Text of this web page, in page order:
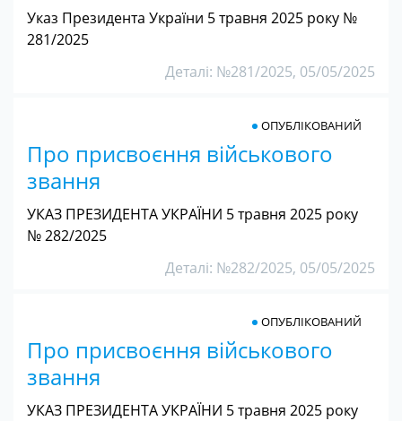
Указ Президента України 5 травня 2025 року №
281/2025
Деталі: №281/2025, 05/05/2025
Про присвоєння військового
звання
ОПУБЛІКОВАНИЙ
УКАЗ ПРЕЗИДЕНТА УКРАЇНИ 5 травня 2025 року
№ 282/2025
Деталі: №282/2025, 05/05/2025
Про присвоєння військового
звання
ОПУБЛІКОВАНИЙ
УКАЗ ПРЕЗИДЕНТА УКРАЇНИ 5 травня 2025 року